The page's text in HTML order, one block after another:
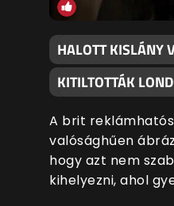
HALOTT KISLÁNY
KITILTOTTÁK
A brit
valósághűen
hogy azt nem
kihelyezni, ahol